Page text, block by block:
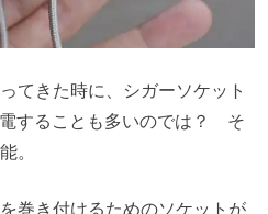
てきた時に、シガーソケット
することも多いのでは？ そ
。
巻き付けるためのソケットが